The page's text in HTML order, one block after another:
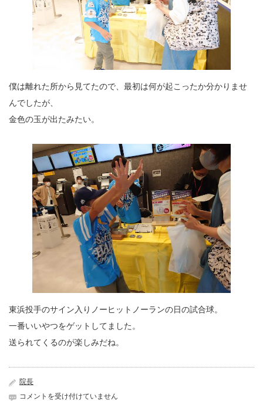
僕は離れた所から見てたので、最初は何が起こったか分かりませ
んでしたが、
金色の玉が出たみたい。
東浜投手のサイン入りノーヒットノーランの日の試合球。
一番いいやつをゲットしてました。
送られてくるのが楽しみだね。
院長
フ
コメントを受け付けていません